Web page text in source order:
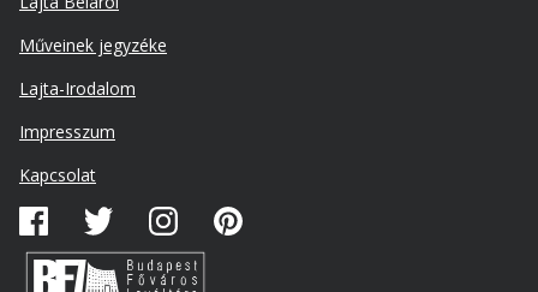
Műveinek jegyzéke
Lajta-Irodalom
Lábléc
másodlagos
Impresszum
Kapcsolat
Közösségi
média